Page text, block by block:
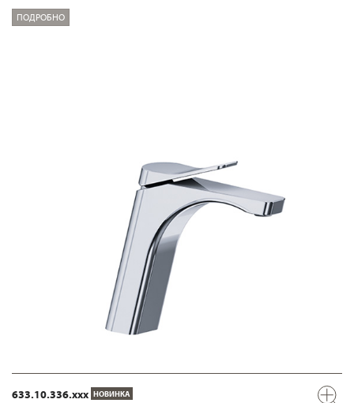
ПОДРОБНО
633.10.336.xxx НОВИНКА